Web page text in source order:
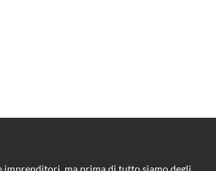
imprenditori, ma prima di tutto siamo degli